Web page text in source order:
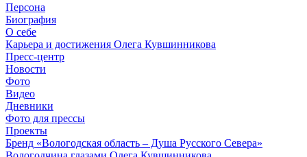
Персона
Биография
О себе
Карьера и достижения Олега Кувшинникова
Пресс-центр
Новости
Фото
Видео
Дневники
Фото для прессы
Проекты
Бренд «Вологодская область – Душа Русского Севера»